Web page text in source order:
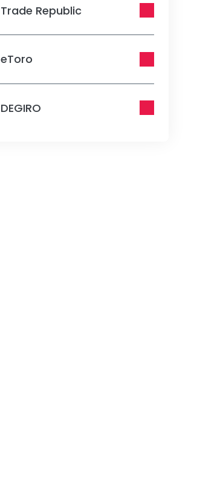
Trade Republic
eToro
DEGIRO